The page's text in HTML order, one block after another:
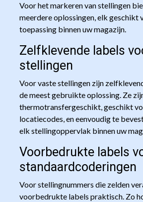
Voor het markeren van stellingen
meerdere oplossingen, elk geschikt
toepassing binnen uw magazijn.
Zelfklevende labels
stellingen
Voor vaste stellingen zijn
de meest gebruikte oplossing. Ze
thermotransfergeschikt, geschikt
locatiecodes, en eenvoudig te
elk stellingoppervlak binnen uw
Voorbedrukte labels
standaardcoderingen
Voor stellingnummers die zelden
voorbedrukte labels praktisch. Zo